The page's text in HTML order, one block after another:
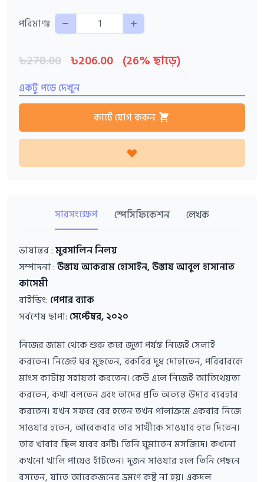
পরিমাণঃ Quantity
৳278.00 ৳206.00 (26% ছাড়ে)
একটু পড়ে দেখুন
কার্টে যোগ করুন
সারসংক্ষেপ স্পেসিফিকেশন লেখক
ভাষান্তর :মুরসালিন নিলয়
সম্পাদনা :উস্তায আকরাম হোসাইন, উস্তায আবুল হাসানাত
কাসেমী
বাইন্ডিং: পেপার ব্যাক
সর্বশেষ ছাপা: সেপ্টেম্বর, ২০২০
নিজের জামা থেকে শুরু করে জুতা পর্যন্ত নিজেই সেলাই
করতেন। নিজেই ঘর মুছতেন, বকরির দুধ দোহাতেন, পরিবারকে
মাংস কাটায় সহায়তা করতেন। কেউ এলে নিজেই আতিথেয়তা
করতেন, কথা বলতেন এবং তাদের প্রতি অত্যন্ত উদার ব্যবহার
করতেন। যখন সফরে বের হতেন তখন পালাক্রমে একবার নিজে
সাওয়ার হতেন, আরেকবার তার সাথীকে সাওয়ার হতে দিতেন।
তার খাবার ছিল যবের রুটি। তিনি ঘুমাতেন মসজিদে। কখনো
কখনো খালি পায়েও হাঁটতেন। দুজন সাওয়ার হলে তিনি পেছনে
বসতেন, যাতে আরেকজনের ভ্রমণে কষ্ট না হয়। একদল